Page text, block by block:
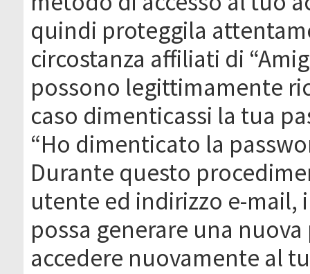
quindi proteggila
circostanza affiliati di
possono legittimamente
caso dimenticassi la tua
“Ho dimenticato la
Durante questo
utente ed indirizzo e-mail,
possa generare una
accedere nuovamente al